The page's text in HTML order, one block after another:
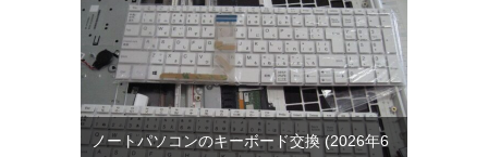
ノートパソコンのキーボード交換 2026年6